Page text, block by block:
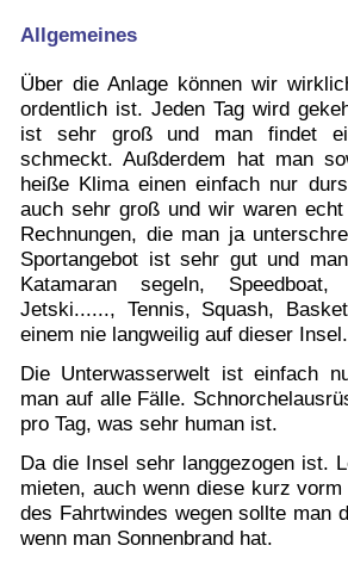
Allgemeines
Über die Anlage können wir
ordentlich ist. Jeden Tag wird
ist sehr groß und man findet
schmeckt. Außderdem hat man
heiße Klima einen einfach nur
auch sehr groß und wir waren
Rechnungen, die man ja
Sportangebot ist sehr gut und
Katamaran segeln, Speedboat,
Jetski......, Tennis, Squash,
einem nie langweilig auf dieser Insel.
Die Unterwasserwelt ist einfach
man auf alle Fälle.
pro Tag, was sehr human ist.
Da die Insel sehr langgezogen ist.
mieten, auch wenn diese kurz
des Fahrtwindes wegen sollte man
wenn man Sonnenbrand hat.